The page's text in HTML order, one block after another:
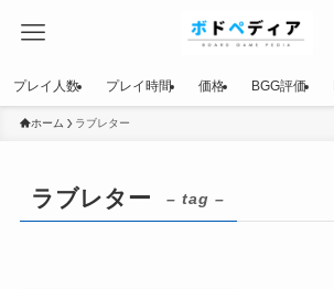
プレイ人数 プレイ時間 価格 BGG評価
ホーム ラブレター
ラブレター – tag –